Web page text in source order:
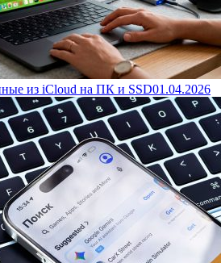
из iCloud на ПК и SSD01.04.2026